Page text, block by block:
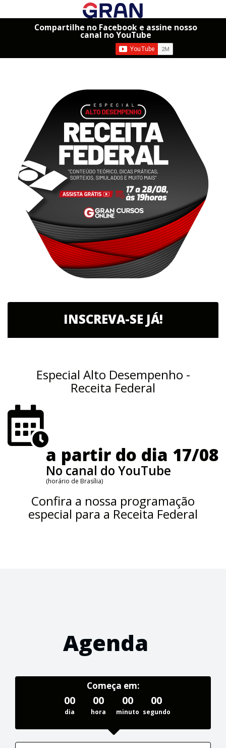
Compartilhe no Facebook e assine nosso
canal no YouTube
INSCREVA-SE JÁ!
Especial Alto Desempenho -
Receita Federal
a partir do dia 17/08
No canal do YouTube
(horário de Brasília)
Confira a nossa programação
especial para a Receita Federal
Agenda
Começa em:
00
dia
00
hora
00
minuto
00
segundo